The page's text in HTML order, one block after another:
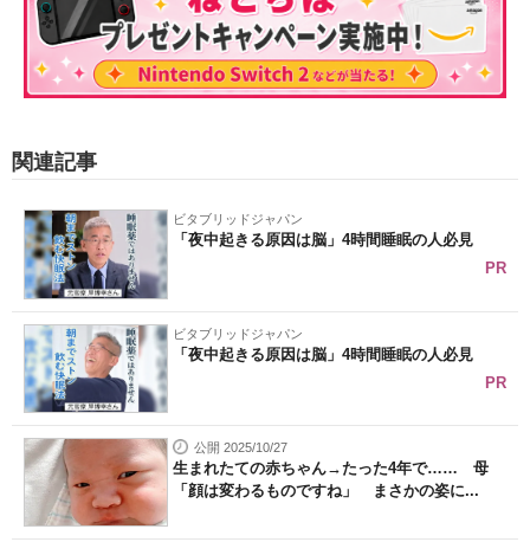
関連記事
ビタブリッドジャパン
「夜中起きる原因は脳」4時間睡眠の人必見
PR
ビタブリッドジャパン
「夜中起きる原因は脳」4時間睡眠の人必見
PR
公開 2025/10/27
生まれたての赤ちゃん→たった4年で…… 母
「顔は変わるものですね」 まさかの姿に...